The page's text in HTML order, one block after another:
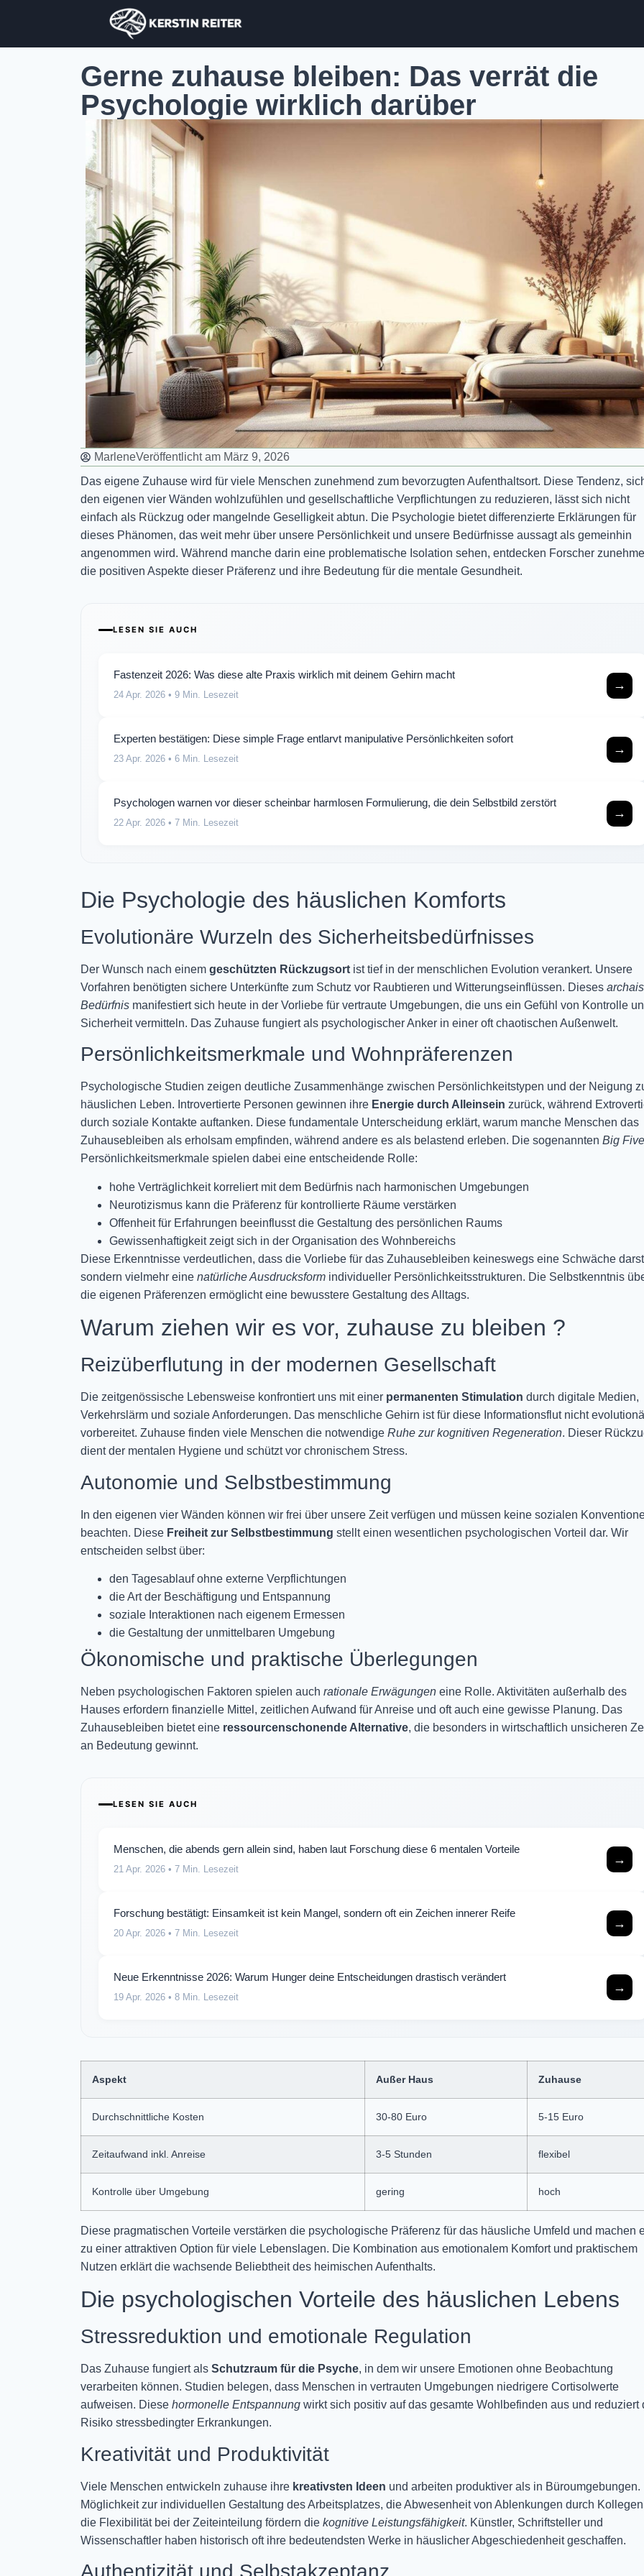
Gerne zuhause bleiben: Das verrät die
Psychologie wirklich darüber
MarleneVeröffentlicht am März 9, 2026
Das eigene Zuhause wird für viele Menschen zunehmend zum bevorzugten Aufenthaltsort. Diese Tendenz,
den eigenen vier Wänden wohlzufühlen und gesellschaftliche Verpflichtungen zu reduzieren, lässt sich nicht
einfach als Rückzug oder mangelnde Geselligkeit abtun. Die Psychologie bietet differenzierte Erklärungen für
dieses Phänomen, das weit mehr über unsere Persönlichkeit und unsere Bedürfnisse aussagt als gemeinhin
angenommen wird. Während manche darin eine problematische Isolation sehen, entdecken Forscher
die positiven Aspekte dieser Präferenz und ihre Bedeutung für die mentale Gesundheit.
LESEN SIE AUCH
Fastenzeit 2026: Was diese alte Praxis wirklich mit deinem Gehirn macht
24 Apr. 2026 • 9 Min. Lesezeit
→
Experten bestätigen: Diese simple Frage entlarvt manipulative Persönlichkeiten sofort
23 Apr. 2026 • 6 Min. Lesezeit
→
Psychologen warnen vor dieser scheinbar harmlosen Formulierung, die dein Selbstbild zerstört
22 Apr. 2026 • 7 Min. Lesezeit
→
Die Psychologie des häuslichen Komforts
Evolutionäre Wurzeln des Sicherheitsbedürfnisses
Der Wunsch nach einem geschützten Rückzugsort ist tief in der menschlichen Evolution verankert. Unsere
Vorfahren benötigten sichere Unterkünfte zum Schutz vor Raubtieren und Witterungseinflüssen. Dieses
Bedürfnis manifestiert sich heute in der Vorliebe für vertraute Umgebungen, die uns ein Gefühl von Kontrolle
Sicherheit vermitteln. Das Zuhause fungiert als psychologischer Anker in einer oft chaotischen Außenwelt.
Persönlichkeitsmerkmale und Wohnpräferenzen
Psychologische Studien zeigen deutliche Zusammenhänge zwischen Persönlichkeitstypen und der Neigung
häuslichen Leben. Introvertierte Personen gewinnen ihre Energie durch Alleinsein zurück, während
durch soziale Kontakte auftanken. Diese fundamentale Unterscheidung erklärt, warum manche Menschen das
Zuhausebleiben als erholsam empfinden, während andere es als belastend erleben. Die sogenannten Big Five
Persönlichkeitsmerkmale spielen dabei eine entscheidende Rolle:
hohe Verträglichkeit korreliert mit dem Bedürfnis nach harmonischen Umgebungen
Neurotizismus kann die Präferenz für kontrollierte Räume verstärken
Offenheit für Erfahrungen beeinflusst die Gestaltung des persönlichen Raums
Gewissenhaftigkeit zeigt sich in der Organisation des Wohnbereichs
Diese Erkenntnisse verdeutlichen, dass die Vorliebe für das Zuhausebleiben keineswegs eine Schwäche
sondern vielmehr eine natürliche Ausdrucksform individueller Persönlichkeitsstrukturen. Die Selbstkenntnis
die eigenen Präferenzen ermöglicht eine bewusstere Gestaltung des Alltags.
Warum ziehen wir es vor, zuhause zu bleiben ?
Reizüberflutung in der modernen Gesellschaft
Die zeitgenössische Lebensweise konfrontiert uns mit einer permanenten Stimulation durch digitale Medien,
Verkehrslärm und soziale Anforderungen. Das menschliche Gehirn ist für diese Informationsflut nicht
vorbereitet. Zuhause finden viele Menschen die notwendige Ruhe zur kognitiven Regeneration. Dieser
dient der mentalen Hygiene und schützt vor chronischem Stress.
Autonomie und Selbstbestimmung
In den eigenen vier Wänden können wir frei über unsere Zeit verfügen und müssen keine sozialen
beachten. Diese Freiheit zur Selbstbestimmung stellt einen wesentlichen psychologischen Vorteil dar. Wir
entscheiden selbst über:
den Tagesablauf ohne externe Verpflichtungen
die Art der Beschäftigung und Entspannung
soziale Interaktionen nach eigenem Ermessen
die Gestaltung der unmittelbaren Umgebung
Ökonomische und praktische Überlegungen
Neben psychologischen Faktoren spielen auch rationale Erwägungen eine Rolle. Aktivitäten außerhalb des
Hauses erfordern finanzielle Mittel, zeitlichen Aufwand für Anreise und oft auch eine gewisse Planung. Das
Zuhausebleiben bietet eine ressourcenschonende Alternative, die besonders in wirtschaftlich unsicheren
an Bedeutung gewinnt.
LESEN SIE AUCH
Menschen, die abends gern allein sind, haben laut Forschung diese 6 mentalen Vorteile
21 Apr. 2026 • 7 Min. Lesezeit
→
Forschung bestätigt: Einsamkeit ist kein Mangel, sondern oft ein Zeichen innerer Reife
20 Apr. 2026 • 7 Min. Lesezeit
→
Neue Erkenntnisse 2026: Warum Hunger deine Entscheidungen drastisch verändert
19 Apr. 2026 • 8 Min. Lesezeit
→
Aspekt Außer Haus Zuhause
Durchschnittliche Kosten 30-80 Euro 5-15 Euro
Zeitaufwand inkl. Anreise 3-5 Stunden flexibel
Kontrolle über Umgebung gering hoch
Diese pragmatischen Vorteile verstärken die psychologische Präferenz für das häusliche Umfeld und machen
zu einer attraktiven Option für viele Lebenslagen. Die Kombination aus emotionalem Komfort und praktischem
Nutzen erklärt die wachsende Beliebtheit des heimischen Aufenthalts.
Die psychologischen Vorteile des häuslichen Lebens
Stressreduktion und emotionale Regulation
Das Zuhause fungiert als Schutzraum für die Psyche, in dem wir unsere Emotionen ohne Beobachtung
verarbeiten können. Studien belegen, dass Menschen in vertrauten Umgebungen niedrigere Cortisolwerte
aufweisen. Diese hormonelle Entspannung wirkt sich positiv auf das gesamte Wohlbefinden aus und reduziert
Risiko stressbedingter Erkrankungen.
Kreativität und Produktivität
Viele Menschen entwickeln zuhause ihre kreativsten Ideen und arbeiten produktiver als in Büroumgebungen.
Möglichkeit zur individuellen Gestaltung des Arbeitsplatzes, die Abwesenheit von Ablenkungen durch
die Flexibilität bei der Zeiteinteilung fördern die kognitive Leistungsfähigkeit. Künstler, Schriftsteller und
Wissenschaftler haben historisch oft ihre bedeutendsten Werke in häuslicher Abgeschiedenheit geschaffen.
Authentizität und Selbstakzeptanz